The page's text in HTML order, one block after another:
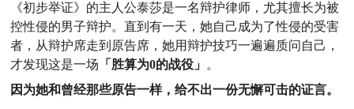
《初步举证》的主人公泰莎是一名辩护律师，尤其擅长为被
控性侵的男子辩护。直到有一天，她自己成为了性侵的受害
者，从辩护席走到原告席，她用辩护技巧一遍遍质问自己，
才发现这是一场 「胜算为0的战役」 。
因为她和曾经那些原告一样，给不出一份无懈可击的证言。